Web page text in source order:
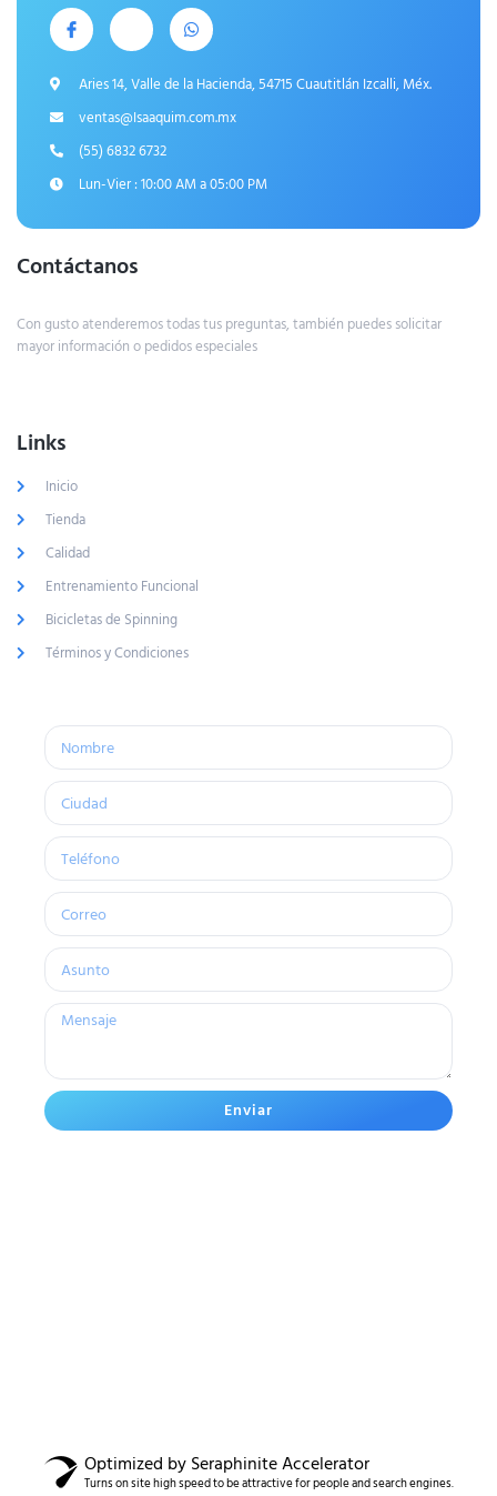
Aries 14, Valle de la Hacienda, 54715 Cuautitlán Izcalli, Méx.
ventas@Isaaquim.com.mx
(55) 6832 6732
Lun-Vier : 10:00 AM a 05:00 PM
Contáctanos
Con gusto atenderemos todas tus preguntas, también puedes solicitar
mayor información o pedidos especiales
Links
Inicio
Tienda
Calidad
Entrenamiento Funcional
Bicicletas de Spinning
Términos y Condiciones
Enviar
Optimized by Seraphinite Accelerator
Turns on site high speed to be attractive for people and search engines.